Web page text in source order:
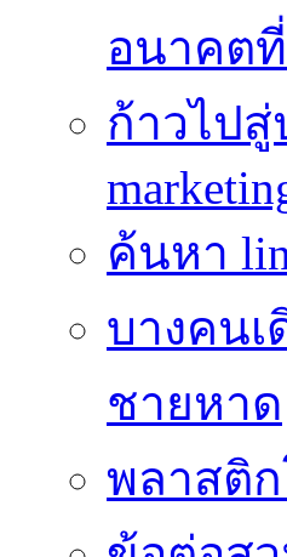
อนาคต
ก้าวไป
ค้นหา
บางคนเ
ชายหาด
พลาสติก